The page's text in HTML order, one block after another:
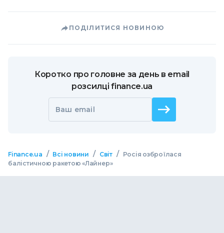
ПОДІЛИТИСЯ НОВИНОЮ
Коротко про головне за день в email
розсилці finance.ua
Ваш email
Finance.ua / Всі новини / Світ /
Росія озброїлася
балістичною ракетою «Лайнер»